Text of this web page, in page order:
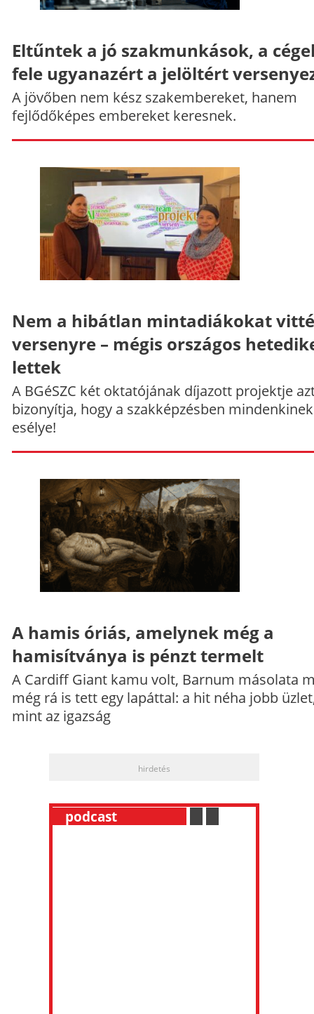
Eltűntek a jó szakmunkások, a
fele ugyanazért a jelöltért
A jövőben nem kész szakembereket, hanem
fejlődőképes embereket keresnek.
Nem a hibátlan mintadiákokat
versenyre – mégis országos
lettek
A BGéSZC két oktatójának díjazott projektje
bizonyítja, hogy a szakképzésben
esélye!
A hamis óriás, amelynek még a
hamisítványa is pénzt termelt
A Cardiff Giant kamu volt, Barnum másolata
még rá is tett egy lapáttal: a hit néha jobb
mint az igazság
hirdetés
podcast